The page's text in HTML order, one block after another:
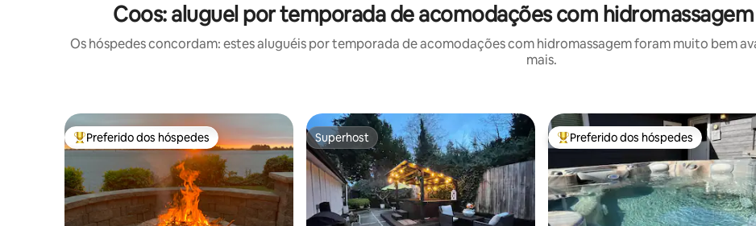
Coos: aluguel por temporada de acomodações com
Os hóspedes concordam: estes aluguéis por temporada de acomodações com hidromassagem foram muito bem
mais.
Entre os melhores preferidos dos hóspedes
Preferido dos hóspedes Superhost
Superhost Entre os melhores preferidos dos
Preferido dos hóspedes